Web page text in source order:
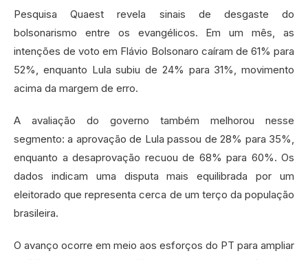
Pesquisa Quaest revela sinais de desgaste do
bolsonarismo entre os evangélicos. Em um mês, as
intenções de voto em Flávio Bolsonaro caíram de 61% para
52%, enquanto Lula subiu de 24% para 31%, movimento
acima da margem de erro.
A avaliação do governo também melhorou nesse
segmento: a aprovação de Lula passou de 28% para 35%,
enquanto a desaprovação recuou de 68% para 60%. Os
dados indicam uma disputa mais equilibrada por um
eleitorado que representa cerca de um terço da população
brasileira.
O avanço ocorre em meio aos esforços do PT para ampliar